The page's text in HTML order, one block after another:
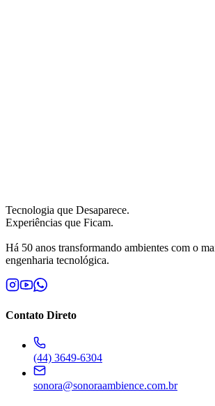
Tecnologia que Desaparece.
Experiências que Ficam.
Há 50 anos transformando ambientes com o
engenharia tecnológica.
Contato Direto
(44) 3649-6304
sonora@sonoraambience.com.br